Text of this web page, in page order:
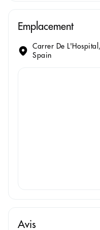
Emplacement
Carrer De
Spain
Avis